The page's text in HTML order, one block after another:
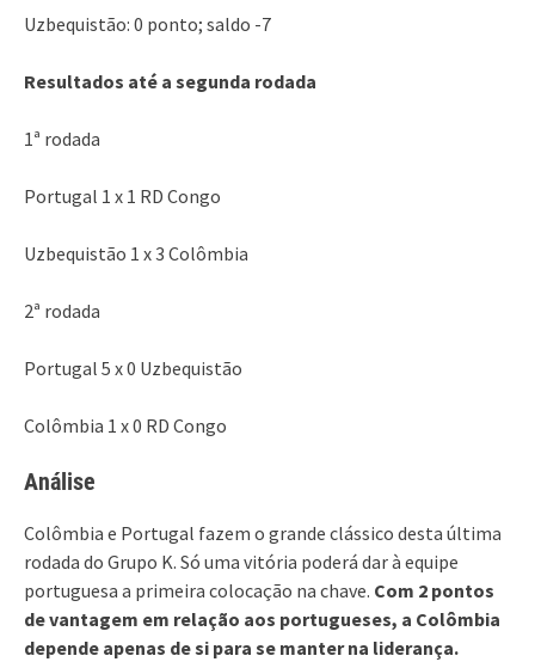
Uzbequistão: 0 ponto; saldo -7
Resultados até a segunda rodada
1ª rodada
Portugal 1 x 1 RD Congo
Uzbequistão 1 x 3 Colômbia
2ª rodada
Portugal 5 x 0 Uzbequistão
Colômbia 1 x 0 RD Congo
Análise
Colômbia e Portugal fazem o grande clássico desta última
rodada do Grupo K. Só uma vitória poderá dar à equipe
portuguesa a primeira colocação na chave. Com 2 pontos
de vantagem em relação aos portugueses, a Colômbia
depende apenas de si para se manter na liderança.